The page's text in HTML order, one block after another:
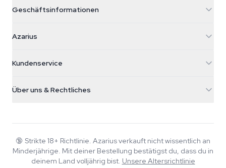
Geschäftsinformationen
Galvaniweg 11
Nederland
+31(0)204897914
Azarius
Smokeshop
Kundenservice
FAQ
Datenschutzrichtlinie
Über uns & Rechtliches
Wiki
Blog
Musik
🔞 Strikte 18+ Richtlinie. Azarius verkauft nicht wissentlich an
Minderjährige. Mit deiner Bestellung bestätigst du, dass du in
deinem Land volljährig bist. Unsere Altersrichtlinie